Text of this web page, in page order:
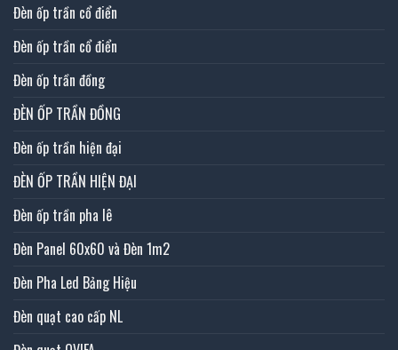
Đèn ốp trần cổ điển
Đèn ốp trần cổ điển
Đèn ốp trần đồng
ĐÈN ỐP TRẦN ĐỒNG
Đèn ốp trần hiện đại
ĐÈN ỐP TRẦN HIỆN ĐẠI
Đèn ốp trần pha lê
Đèn Panel 60x60 và Đèn 1m2
Đèn Pha Led Bảng Hiệu
Đèn quạt cao cấp NL